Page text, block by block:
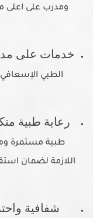
ومدرب على اعلى
خدمات على
الطبي
رعاية طبية
طبية مستمرة
اللازمة لضمان
شفافية